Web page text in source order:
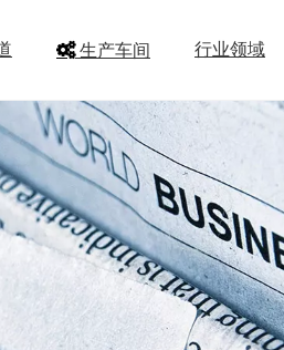
生产车间 行业领域